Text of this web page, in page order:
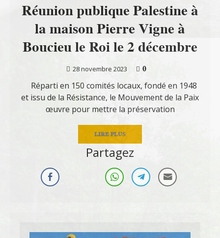
Réunion publique Palestine à
la maison Pierre Vigne à
Boucieu le Roi le 2 décembre
28 novembre 2023
0
Réparti en 150 comités locaux, fondé en 1948
et issu de la Résistance, le Mouvement de la Paix
œuvre pour mettre la préservation
LIRE PLUS
Partagez